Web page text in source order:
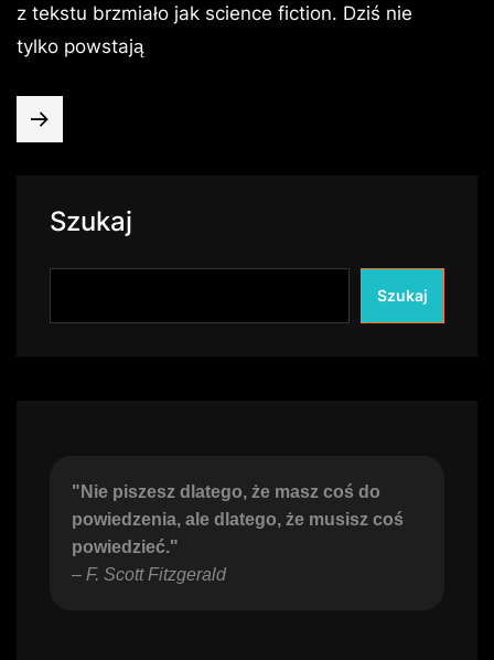
z tekstu brzmiało jak science fiction. Dziś nie
tylko powstają
Szukaj
Szukaj
"Nie piszesz dlatego, że masz coś do
powiedzenia, ale dlatego, że musisz coś
powiedzieć."
– F. Scott Fitzgerald